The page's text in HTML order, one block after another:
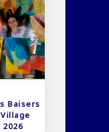
Baisers
Village